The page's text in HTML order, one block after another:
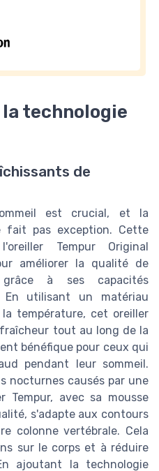
technologie
de
est crucial, et la
fait pas exception. Cette
Tempur Original
améliorer la qualité de
à ses capacités
En utilisant un matériau
température, cet oreiller
tout au long de la
bénéfique pour ceux qui
pendant leur sommeil.
nocturnes causés par une
Tempur, avec sa mousse
s'adapte aux contours
colonne vertébrale. Cela
sur le corps et à réduire
ajoutant la technologie